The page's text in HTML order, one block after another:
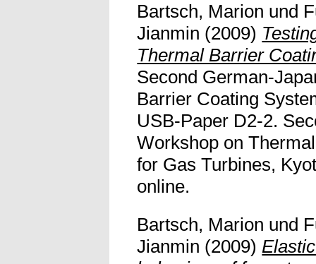
Bartsch, Marion und
Jianmin (2009)
Thermal Barrier
Second German-
Barrier Coating
USB-Paper D2-2.
Workshop on
for Gas Turbines,
online.
Bartsch, Marion und
Jianmin (2009)